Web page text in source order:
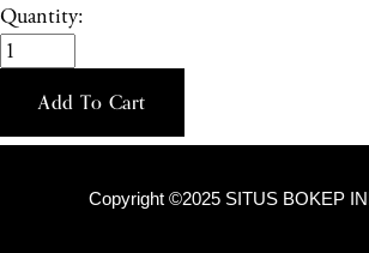
Quantity:
Add To Cart
Copyright ©2025 SITUS BOKEP